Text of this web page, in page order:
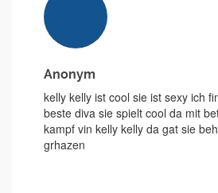
Anonym
kelly kelly ist cool sie ist sexy ich
beste diva sie spielt cool da mit
kampf vin kelly kelly da gat sie
grhazen